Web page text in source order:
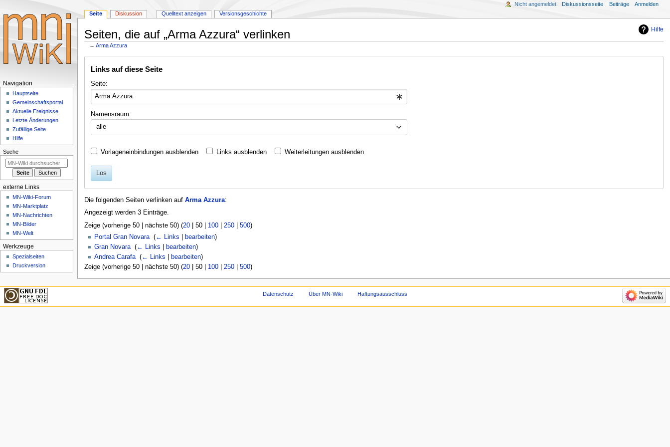
Hilfe
Seiten, die auf „Arma Azzura“ verlinken
←Arma Azzura
Navigation
Suche
Links auf diese Seite
Seite:
Namensraum:
alle
Vorlageneinbindungen ausblenden Links ausblenden Weiterleitungen ausblenden
Los
Die folgenden Seiten verlinken auf Arma Azzura:
Angezeigt werden 3 Einträge.
Zeige (vorherige 50| nächste 50) (20| 50| 100| 250| 500)
Portal Gran Novara‎ (← Links bearbeiten)
Gran Novara‎ (← Links bearbeiten)
Andrea Carafa‎ (← Links bearbeiten)
Zeige (vorherige 50| nächste 50) (20| 50| 100| 250| 500)
Navigationsmenü
Seite Diskussion Quelltext anzeigen Versionsgeschichte
Nicht angemeldet Diskussionsseite Beiträge Anmelden
Navigation
Hauptseite
Gemeinschafts­portal
Aktuelle Ereignisse
Letzte Änderungen
Zufällige Seite
Hilfe
Suche
externe Links
MN-Wiki-Forum
MN-Marktplatz
MN-Nachrichten
MN-Bilder
MN-Welt
Werkzeuge
Spezialseiten
Druckversion
Datenschutz Über MN-Wiki Haftungsausschluss